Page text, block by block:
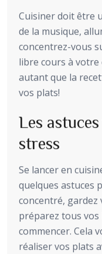
Cuisiner doit être
de la musique,
concentrez-vous
libre cours à votre
autant que la
vos plats!
Les
stress
Se lancer en
quelques astuces
concentré,
préparez tous
commencer. Cela
réaliser vos plats